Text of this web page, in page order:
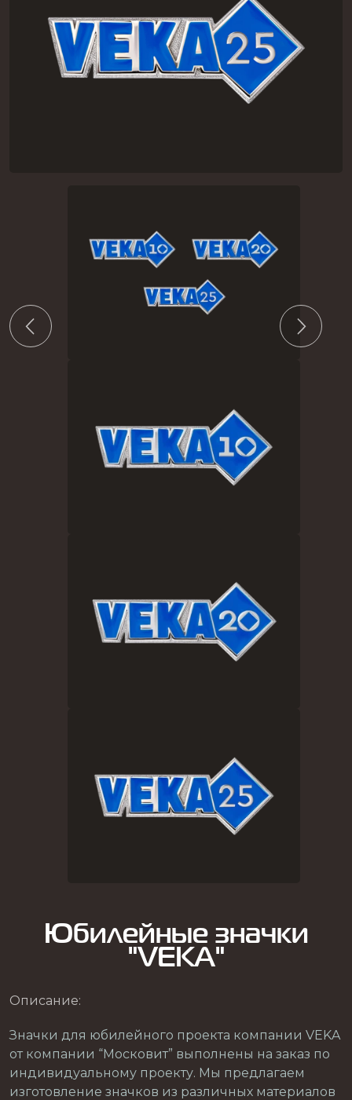
Юбилейные значки
"VEKA"
Описание:
Значки для юбилейного проекта компании VEKA
от компании “Московит” выполнены на заказ по
индивидуальному проекту. Мы предлагаем
изготовление значков из различных материалов